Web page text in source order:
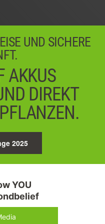
UND SICHERE
AKKUS
DIREKT
2025
YOU